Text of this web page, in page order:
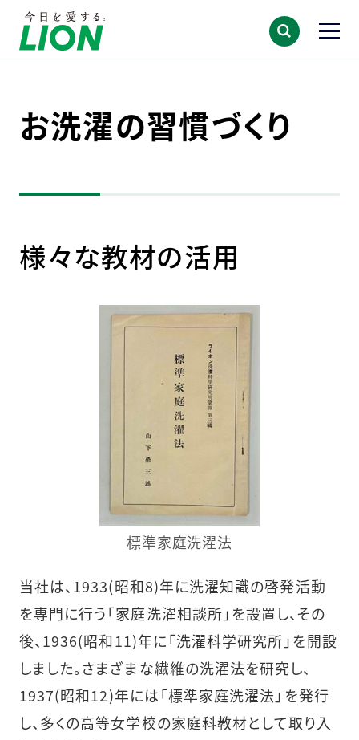
お洗濯の習慣づくり
様々な教材の活用
標準家庭洗濯法
当社は、1933(昭和8)年に洗濯知識の啓発活動
を専門に行う「家庭洗濯相談所」を設置し、その
後、1936(昭和11)年に「洗濯科学研究所」を開設
しました。さまざまな繊維の洗濯法を研究し、
1937(昭和12)年には「標準家庭洗濯法」を発行
し、多くの高等女学校の家庭科教材として取り入